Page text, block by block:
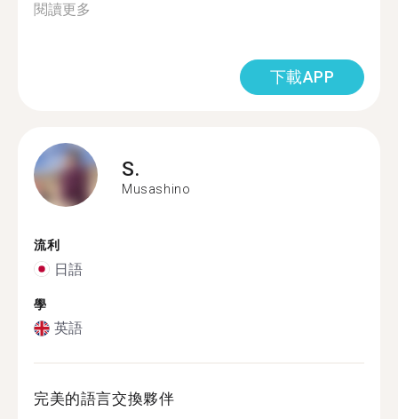
閱讀更多
下載APP
S.
Musashino
流利
日語
學
英語
完美的語言交換夥伴